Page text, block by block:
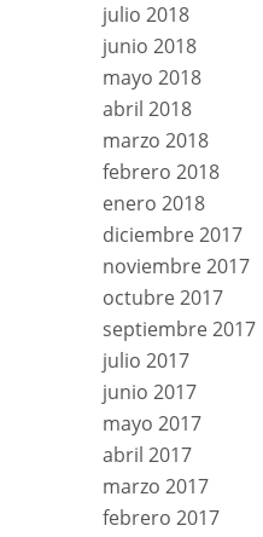
julio 2018
junio 2018
mayo 2018
abril 2018
marzo 2018
febrero 2018
enero 2018
diciembre 2017
noviembre 2017
octubre 2017
septiembre 2017
julio 2017
junio 2017
mayo 2017
abril 2017
marzo 2017
febrero 2017